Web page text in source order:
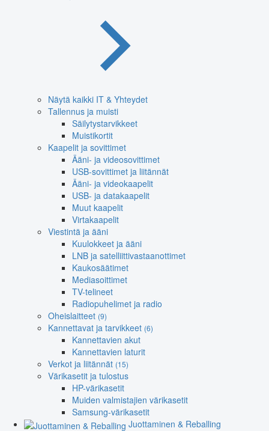
Näytä kaikki IT & Yhteydet
Tallennus ja muisti
Säilytystarvikkeet
Muistikortit
Kaapelit ja sovittimet
Ääni- ja videosovittimet
USB-sovittimet ja liitännät
Ääni- ja videokaapelit
USB- ja datakaapelit
Muut kaapelit
Virtakaapelit
Viestintä ja ääni
Kuulokkeet ja ääni
LNB ja satelliittivastaanottimet
Kaukosäätimet
Mediasoittimet
TV-telineet
Radiopuhelimet ja radio
Oheislaitteet (9)
Kannettavat ja tarvikkeet (6)
Kannettavien akut
Kannettavien laturit
Verkot ja liitännät (15)
Värikasetit ja tulostus
HP-värikasetit
Muiden valmistajien värikasetit
Samsung-värikasetit
Juottaminen & Reballing